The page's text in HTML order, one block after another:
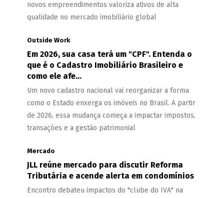
novos empreendimentos valoriza ativos de alta
qualidade no mercado imobiliário global
Outside Work
Em 2026, sua casa terá um "CPF". Entenda o
que é o Cadastro Imobiliário Brasileiro e
como ele afe...
Um novo cadastro nacional vai reorganizar a forma
como o Estado enxerga os imóveis no Brasil. A partir
de 2026, essa mudança começa a impactar impostos,
transações e a gestão patrimonial
Mercado
JLL reúne mercado para discutir Reforma
Tributária e acende alerta em condomínios
Encontro debateu impactos do "clube do IVA" na